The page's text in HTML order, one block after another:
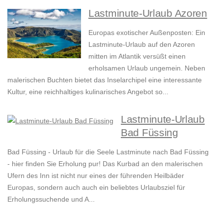
Lastminute-Urlaub Azoren
Europas exotischer Außenposten: Ein
Lastminute-Urlaub auf den Azoren
mitten im Atlantik versüßt einen
erholsamen Urlaub ungemein. Neben
malerischen Buchten bietet das Inselarchipel eine interessante
Kultur, eine reichhaltiges kulinarisches Angebot so...
Lastminute-Urlaub
Bad Füssing
Bad Füssing - Urlaub für die Seele Lastminute nach Bad Füssing
- hier finden Sie Erholung pur! Das Kurbad an den malerischen
Ufern des Inn ist nicht nur eines der führenden Heilbäder
Europas, sondern auch auch ein beliebtes Urlaubsziel für
Erholungssuchende und A...